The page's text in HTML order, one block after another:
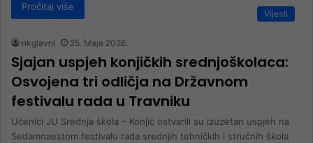
Pročitaj više
Vijesti
nkglavni 25. Maja 2026.
Sjajan uspjeh konjičkih srednjoškolaca:
Osvojena tri odličja na Državnom
festivalu rada u Travniku
Učenici JU Srednja škola – Konjic ostvarili su izuzetan uspjeh na
Sedamnaestom festivalu rada srednjih tehničkih i stručnih škola